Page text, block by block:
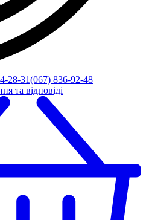
28-31(067) 836-92-48
та відповіді